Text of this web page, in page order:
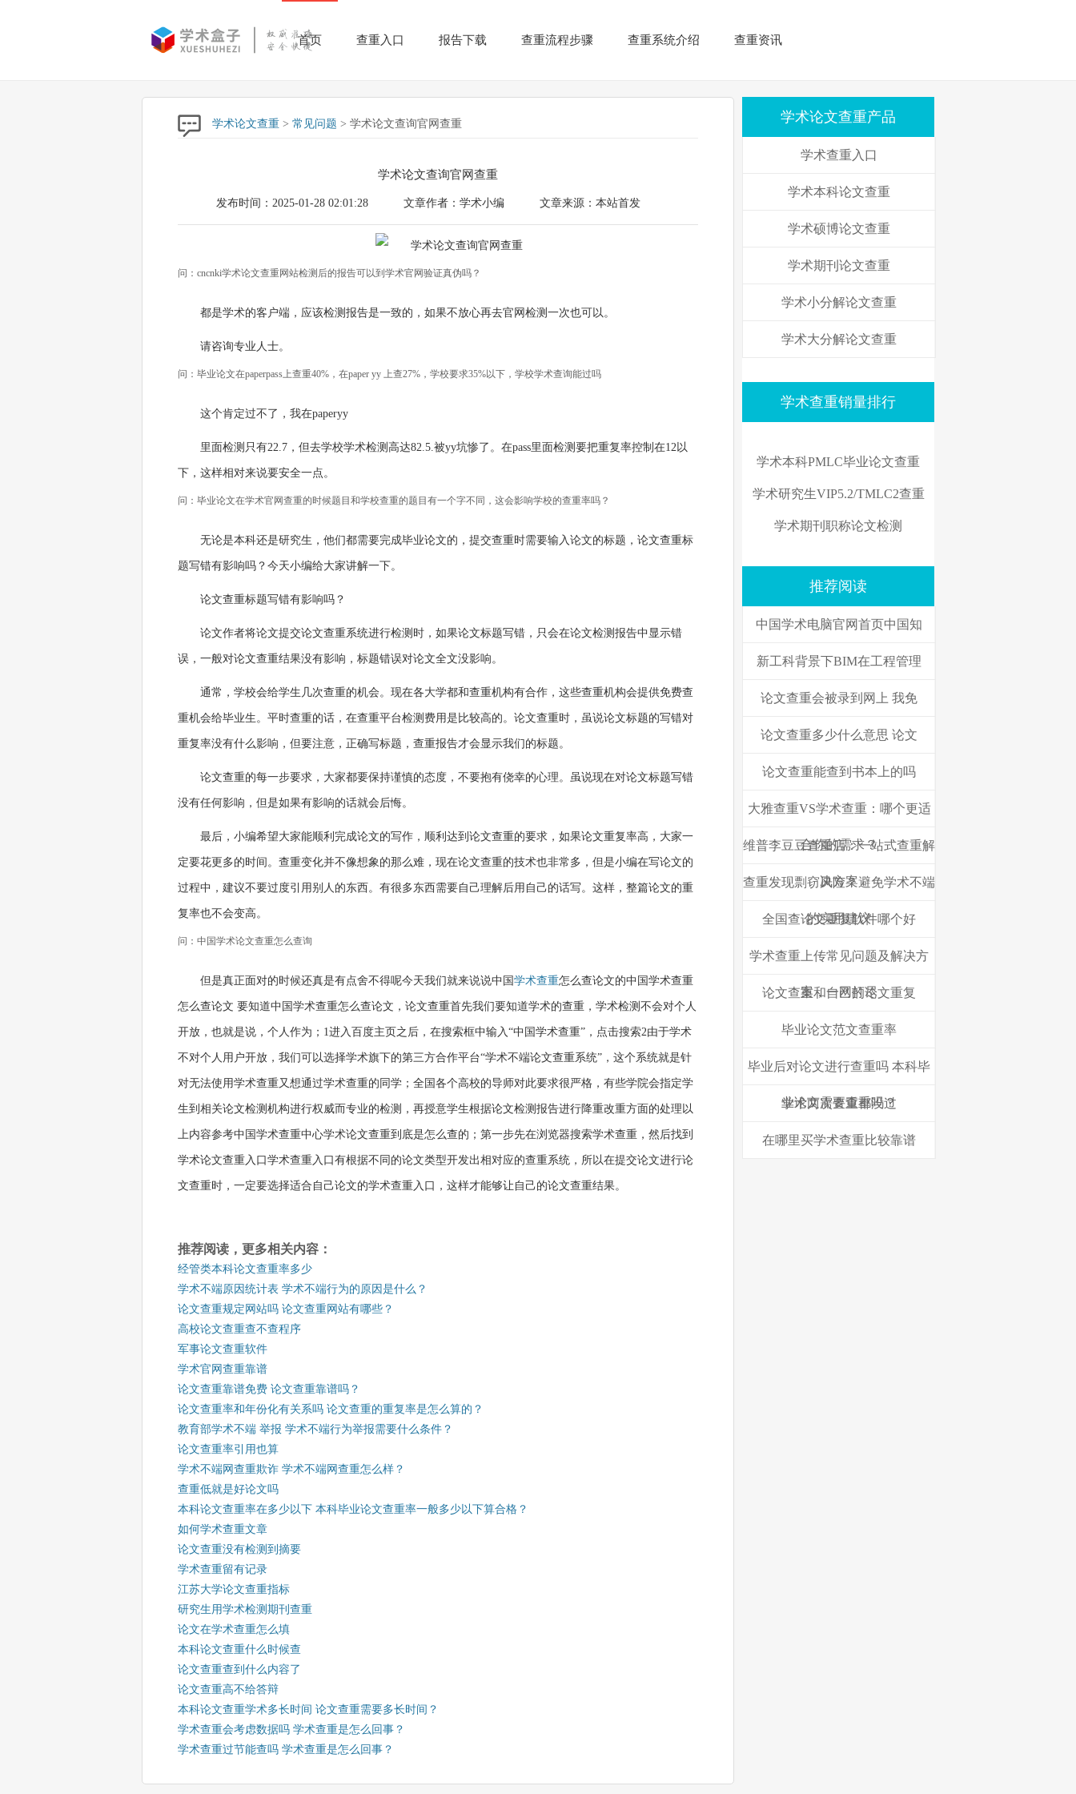
首页 查重入口 报告下载 查重流程步骤 查重系统介绍 查重资讯
学术论文查重 > 常见问题 > 学术论文查询官网查重
学术论文查询官网查重
发布时间：2025-01-28 02:01:28 文章作者：学术小编 文章来源：本站首发
问：cncnki学术论文查重网站检测后的报告可以到学术官网验证真伪吗？
都是学术的客户端，应该检测报告是一致的，如果不放心再去官网检测一次也可以。
请咨询专业人士。
问：毕业论文在paperpass上查重40%，在paper yy 上查27%，学校要求35%以下，学校学术查询能过吗
这个肯定过不了，我在paperyy
里面检测只有22.7，但去学校学术检测高达82.5.被yy坑惨了。在pass里面检测要把重复率控制在12以
下，这样相对来说要安全一点。
问：毕业论文在学术官网查重的时候题目和学校查重的题目有一个字不同，这会影响学校的查重率吗？
无论是本科还是研究生，他们都需要完成毕业论文的，提交查重时需要输入论文的标题，论文查重标
题写错有影响吗？今天小编给大家讲解一下。
论文查重标题写错有影响吗？
论文作者将论文提交论文查重系统进行检测时，如果论文标题写错，只会在论文检测报告中显示错
误，一般对论文查重结果没有影响，标题错误对论文全文没影响。
通常，学校会给学生几次查重的机会。现在各大学都和查重机构有合作，这些查重机构会提供免费查
重机会给毕业生。平时查重的话，在查重平台检测费用是比较高的。论文查重时，虽说论文标题的写错对
重复率没有什么影响，但要注意，正确写标题，查重报告才会显示我们的标题。
论文查重的每一步要求，大家都要保持谨慎的态度，不要抱有侥幸的心理。虽说现在对论文标题写错
没有任何影响，但是如果有影响的话就会后悔。
最后，小编希望大家能顺利完成论文的写作，顺利达到论文查重的要求，如果论文重复率高，大家一
定要花更多的时间。查重变化并不像想象的那么难，现在论文查重的技术也非常多，但是小编在写论文的
过程中，建议不要过度引用别人的东西。有很多东西需要自己理解后用自己的话写。这样，整篇论文的重
复率也不会变高。
问：中国学术论文查重怎么查询
但是真正面对的时候还真是有点舍不得呢今天我们就来说说中国 学术查重怎么查论文的中国学术查重
怎么查论文 要知道中国学术查重怎么查论文，论文查重首先我们要知道学术的查重，学术检测不会对个人
开放，也就是说，个人作为；1进入百度主页之后，在搜索框中输入“中国学术查重”，点击搜索2由于学术
不对个人用户开放，我们可以选择学术旗下的第三方合作平台“学术不端论文查重系统”，这个系统就是针
对无法使用学术查重又想通过学术查重的同学；全国各个高校的导师对此要求很严格，有些学院会指定学
生到相关论文检测机构进行权威而专业的检测，再授意学生根据论文检测报告进行降重改重方面的处理以
上内容参考中国学术查重中心学术论文查重到底是怎么查的；第一步先在浏览器搜索学术查重，然后找到
学术论文查重入口学术查重入口有根据不同的论文类型开发出相对应的查重系统，所以在提交论文进行论
文查重时，一定要选择适合自己论文的学术查重入口，这样才能够让自己的论文查重结果。
推荐阅读，更多相关内容：
经管类本科论文查重率多少
学术不端原因统计表 学术不端行为的原因是什么？
论文查重规定网站吗 论文查重网站有哪些？
高校论文查重查不查程序
军事论文查重软件
学术官网查重靠谱
论文查重靠谱免费 论文查重靠谱吗？
论文查重率和年份化有关系吗 论文查重的重复率是怎么算的？
教育部学术不端 举报 学术不端行为举报需要什么条件？
论文查重率引用也算
学术不端网查重欺诈 学术不端网查重怎么样？
查重低就是好论文吗
本科论文查重率在多少以下 本科毕业论文查重率一般多少以下算合格？
如何学术查重文章
论文查重没有检测到摘要
学术查重留有记录
江苏大学论文查重指标
研究生用学术检测期刊查重
论文在学术查重怎么填
本科论文查重什么时候查
论文查重查到什么内容了
论文查重高不给答辩
本科论文查重学术多长时间 论文查重需要多长时间？
学术查重会考虑数据吗 学术查重是怎么回事？
学术查重过节能查吗 学术查重是怎么回事？
学术论文查重产品
学术查重入口
学术本科论文查重
学术硕博论文查重
学术期刊论文查重
学术小分解论文查重
学术大分解论文查重
学术查重销量排行
学术本科PMLC毕业论文查重
学术研究生VIP5.2/TMLC2查重
学术期刊职称论文检测
推荐阅读
中国学术电脑官网首页中国知
新工科背景下BIM在工程管理
论文查重会被录到网上 我免
论文查重多少什么意思 论文
论文查重能查到书本上的吗
大雅查重VS学术查重：哪个更适
合你的需求？
维普李豆豆查重店：一站式查重解
决方案
查重发现剽窃风险？避免学术不端
的实用建议
全国查论文重复软件哪个好
学术查重上传常见问题及解决方
案，一网打尽
论文查重和自己的论文重复
毕业论文范文查重率
毕业后对论文进行查重吗 本科毕
业论文需要查重吗？
学术两次查重都没过
在哪里买学术查重比较靠谱